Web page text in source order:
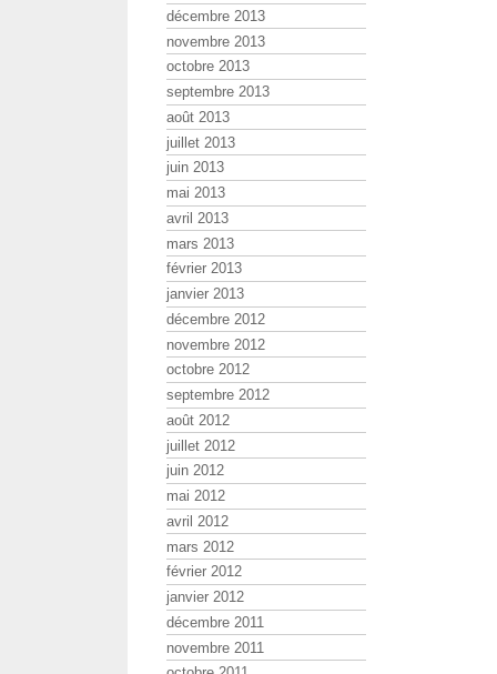
décembre 2013
novembre 2013
octobre 2013
septembre 2013
août 2013
juillet 2013
juin 2013
mai 2013
avril 2013
mars 2013
février 2013
janvier 2013
décembre 2012
novembre 2012
octobre 2012
septembre 2012
août 2012
juillet 2012
juin 2012
mai 2012
avril 2012
mars 2012
février 2012
janvier 2012
décembre 2011
novembre 2011